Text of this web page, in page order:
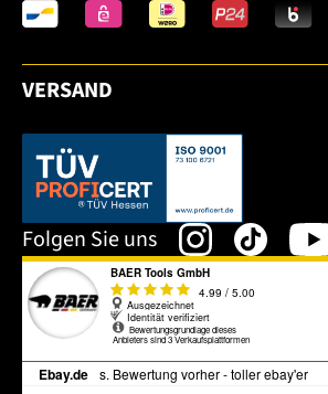
VERSAND
Dieser Link öffnet sich in einem neuen Tab.
Folgen Sie uns